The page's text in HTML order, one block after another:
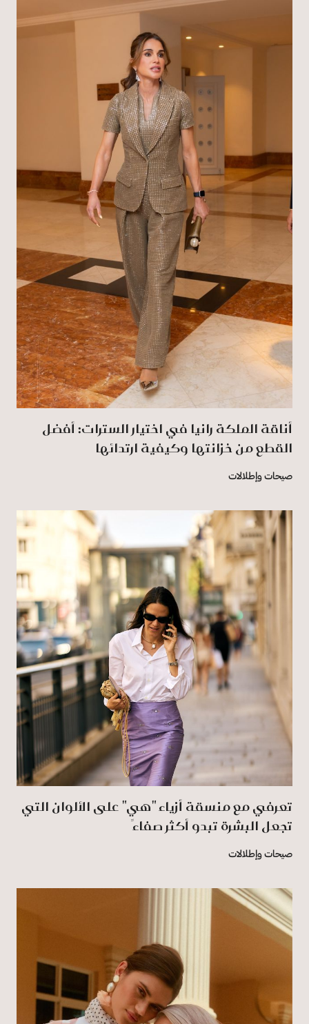
أناقة الملكة رانيا في اختيار السترات: أفضل
القطع من خزانتها وكيفية ارتدائها
صيحات وإطلالات
تعرفي مع منسقة أزياء "هي" على الألوان التي
تجعل البشرة تبدو أكثر صفاءً
صيحات وإطلالات